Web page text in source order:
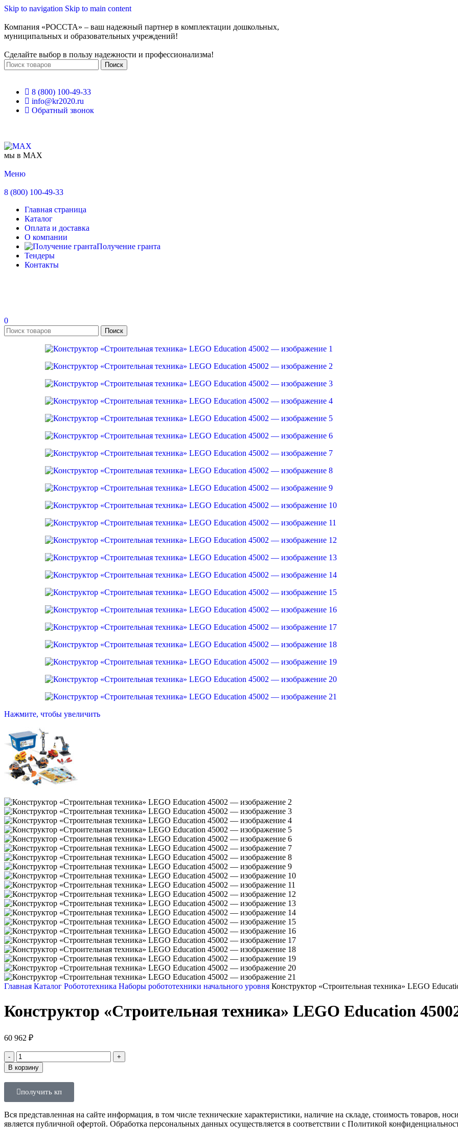
Skip to navigation Skip to main content
Компания «РОССТА» – ваш надежный партнер в комплектации дошкольных,
муниципальных и образовательных учреждений!
Сделайте выбор в пользу надежности и профессионализма!
Поиск
8 (800) 100-49-33
info@kr2020.ru
Обратный звонок
мы в MAX
Меню
8 (800) 100-49-33
Главная страница
Каталог
Оплата и доставка
О компании
Получение гранта
Тендеры
Контакты
0
Поиск
Нажмите, чтобы увеличить
Главная Каталог Робототехника Наборы робототехники начального уровня Конструктор «Строительная техника» LEGO
Конструктор «Строительная техника» LEGO Education
60 962 ₽
В корзину
получить кп
Вся представленная на сайте информация, в том числе технические характеристики, наличие на складе, стоимость товаров,
является публичной офертой. Обработка персональных данных осуществляется в соответствии с Политикой